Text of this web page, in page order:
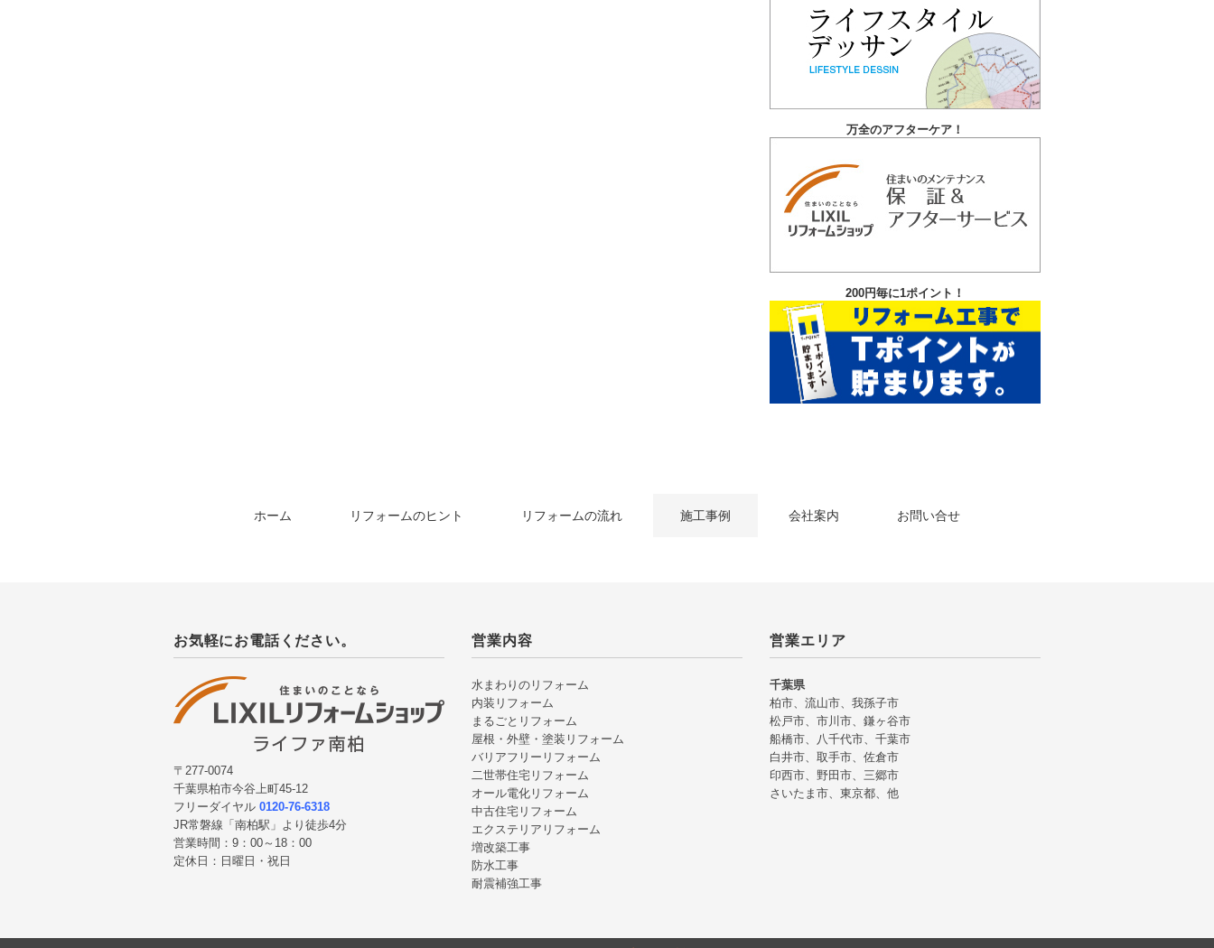
万全のアフターケア！
200円毎に1ポイント！
ホーム リフォームのヒント リフォームの流れ 施工事例 会社案内 お問い合せ
お気軽にお電話ください。
〒277-0074
千葉県柏市今谷上町45-12
フリーダイヤル 0120-76-6318
JR常磐線「南柏駅」より徒歩4分
営業時間：9：00～18：00
定休日：日曜日・祝日
営業内容
水まわりのリフォーム
内装リフォーム
まるごとリフォーム
屋根・外壁・塗装リフォーム
バリアフリーリフォーム
二世帯住宅リフォーム
オール電化リフォーム
中古住宅リフォーム
エクステリアリフォーム
増改築工事
防水工事
耐震補強工事
営業エリア
千葉県
柏市、流山市、我孫子市
松戸市、市川市、鎌ヶ谷市
船橋市、八千代市、千葉市
白井市、取手市、佐倉市
印西市、野田市、三郷市
さいたま市、東京都、他